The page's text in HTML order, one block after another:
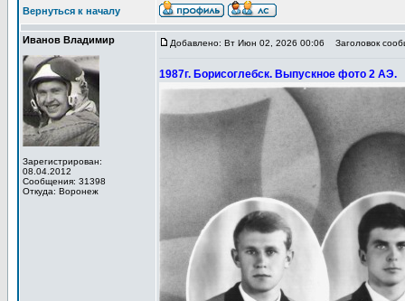
Вернуться к началу
Иванов Владимир
Зарегистрирован:
08.04.2012
Сообщения: 31398
Откуда: Воронеж
Добавлено: Вт Июн 02, 2026 00:06 Заголовок
1987г. Борисоглебск. Выпускное фото 2 АЭ.